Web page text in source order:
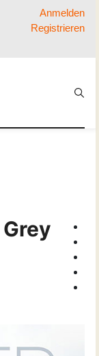
Anmelden
Registrieren